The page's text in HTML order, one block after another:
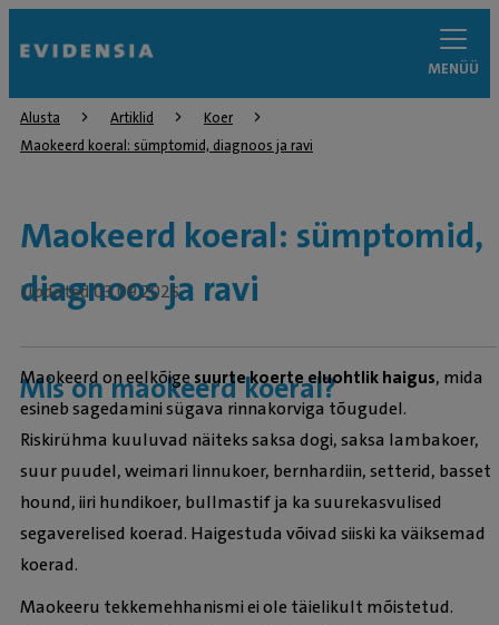
MENÜÜ
Alusta Artiklid
Koer
Maokeerd koeral: sümptomid, diagnoos ja ravi
Maokeerd koeral: sümptomid,
diagnoos ja ravi
Updated 03.09.2025
Mis on maokeerd koeral?
Maokeerd on eelkõigesuurte koerte eluohtlik haigus, mida
esineb sagedamini sügava rinnakorviga tõugudel.
Riskirühma kuuluvad näiteks saksa dogi, saksa lambakoer,
suur puudel, weimari linnukoer, bernhardiin, setterid, basset
hound, iiri hundikoer, bullmastif ja ka suurekasvulised
segaverelised koerad. Haigestuda võivad siiski ka väiksemad
koerad.
Maokeeru tekkemehhanismi ei ole täielikult mõistetud.